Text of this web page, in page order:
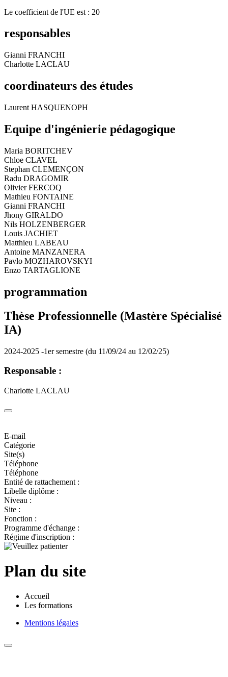
Le coefficient de l'UE est : 20
responsables
Gianni FRANCHI
Charlotte LACLAU
coordinateurs des études
Laurent HASQUENOPH
Equipe d'ingénierie pédagogique
Maria BORITCHEV
Chloe CLAVEL
Stephan CLEMENÇON
Radu DRAGOMIR
Olivier FERCOQ
Mathieu FONTAINE
Gianni FRANCHI
Jhony GIRALDO
Nils HOLZENBERGER
Louis JACHIET
Matthieu LABEAU
Antoine MANZANERA
Pavlo MOZHAROVSKYI
Enzo TARTAGLIONE
programmation
Thèse Professionnelle (Mastère Spécialisé
IA)
2024-2025 -1er semestre (du 11/09/24 au 12/02/25)
Responsable :
Charlotte LACLAU
E-mail
Catégorie
Site(s)
Téléphone
Téléphone
Entité de rattachement :
Libelle diplôme :
Niveau :
Site :
Fonction :
Programme d'échange :
Régime d'inscription :
Plan du site
Accueil
Les formations
Mentions légales